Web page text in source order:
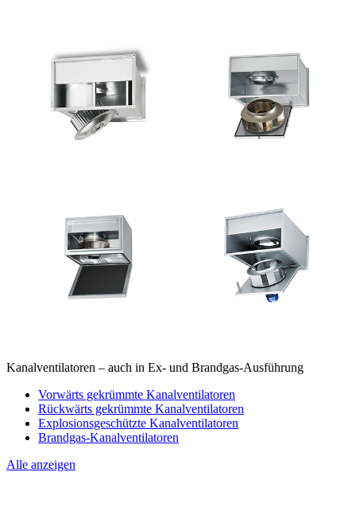
Kanalventilatoren – auch in Ex- und Brandgas-Ausführung
Vorwärts gekrümmte Kanalventilatoren
Rückwärts gekrümmte Kanalventilatoren
Explosionsgeschützte Kanalventilatoren
Brandgas-Kanalventilatoren
Alle anzeigen